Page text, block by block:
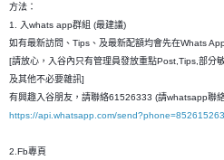
方法：
1. 入whats app群組 (最建議)
如有最新訪問、Tips、及最新配額均會先在Whats
[請放心，入谷內只有管理員發放重點Post,Tips,部分
及其他不必要雜訊]
有興趣入谷朋友，請聯絡61526333 (請whatsapp聯
https://api.whatsapp.com/
2.Fb專頁